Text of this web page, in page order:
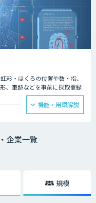
彩・ほくろの位置や数・指、
、筆跡などを事前に採取登録
ことで認証を行う方式のこ
での認証まで様々な方式が存
機能・用語解説
企業一覧
規模